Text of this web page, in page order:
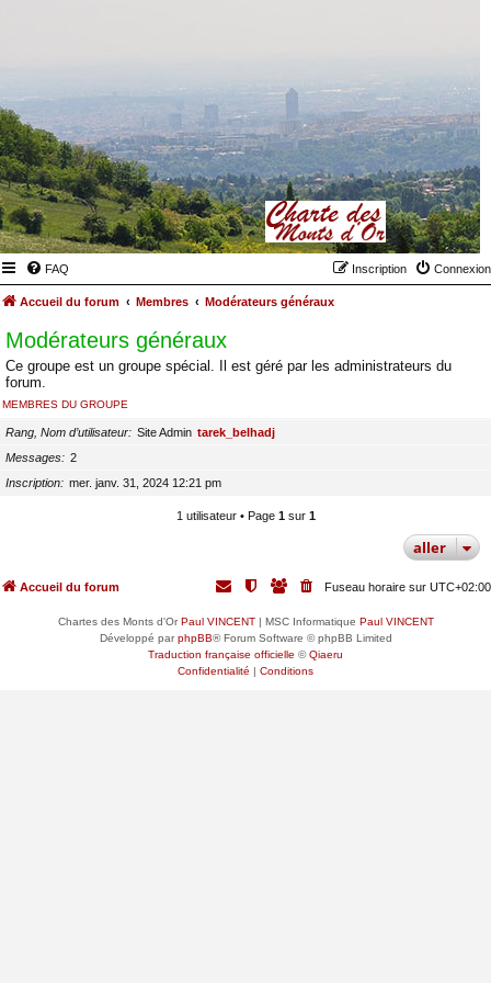
FAQ Connexion
Inscription
Accueil du forum Membres Modérateurs généraux
Modérateurs généraux
Ce groupe est un groupe spécial. Il est géré par les administrateurs du
forum.
MEMBRES DU GROUPE
Rang, Nom d’utilisateur Site Admin tarek_belhadj
Messages
2
Inscription
mer. janv. 31, 2024 12:21 pm
1 utilisateur • Page 1sur 1
aller
Accueil du forum Fuseau horaire sur UTC+02:00
Chartes des Monts d'OrPaul VINCENT| MSC Informatique Paul VINCENT
Développé parphpBB® Forum Software © phpBB Limited
Traduction française officielle ©Qiaeru
Confidentialité | Conditions